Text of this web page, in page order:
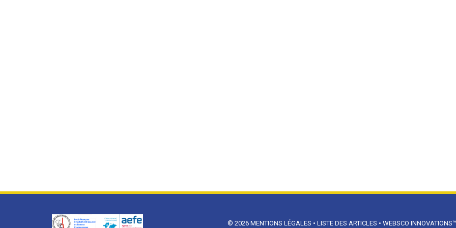
© 2026 MENTIONS LÉGALES • LISTE DES ARTICLES • WEBSCO INNOVATIONS™